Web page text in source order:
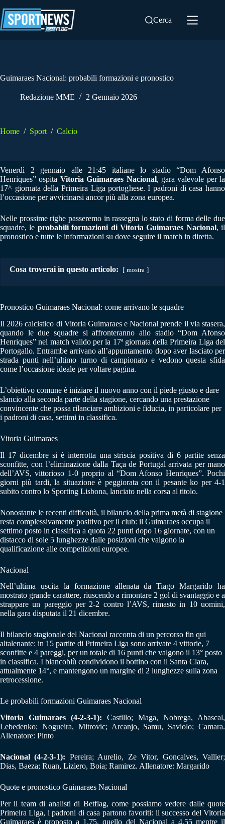
al
contenuto
Cerca
Guimaraes Nacional: probabili formazioni e pronostico
Redazione MME 2 Gennaio 2026
Home / Sport / Calcio
Venerdì 2 gennaio alle 21:45 italiane lo stadio “Dom Afonso
Henriques” ospita Vitoria Guimaraes Nacional, gara valevole per la
17^ giornata della Primeira Liga portoghese. I padroni di casa hanno
l’occasione per avvicinarsi ancor più alla zona europea.
Nelle prossime righe passeremo in rassegna lo stato di forma delle due
squadre, le probabili formazioni di Vitoria Guimaraes Nacional, il
pronostico e tutte le informazioni su dove seguire il match in diretta.
Cosa troverai in questo articolo: mostra
Pronostico Guimaraes Nacional: come arrivano le squadre
Il 2026 calcistico di Vitoria Guimaraes e Nacional prende il via stasera,
quando le due squadre si affronteranno allo stadio “Dom Afonso
Henriques” nel match valido per la 17ª giornata della Primeira Liga del
Portogallo. Entrambe arrivano all’appuntamento dopo aver lasciato per
strada punti nell’ultimo turno di campionato e vedono questa sfida
come l’occasione ideale per voltare pagina.
L’obiettivo comune è iniziare il nuovo anno con il piede giusto e dare
slancio alla seconda parte della stagione, cercando una prestazione
convincente che possa rilanciare ambizioni e fiducia, in particolare per
i padroni di casa, settimi in classifica.
Vitoria Guimaraes
Il 17 dicembre si è interrotta una striscia positiva di 6 partite senza
sconfitte, con l’eliminazione dalla Taça de Portugal arrivata per mano
dell’AVS, vittorioso 1-0 proprio al “Dom Afonso Henriques”. Pochi
giorni più tardi, la situazione è peggiorata con il pesante ko per 4-1
subito contro lo Sporting Lisbona, lanciato nella corsa al titolo.
Nonostante le recenti difficoltà, il bilancio della prima metà di stagione
resta complessivamente positivo per il club: il Guimaraes occupa il
settimo posto in classifica a quota 22 punti dopo 16 giornate, con un
distacco di sole 5 lunghezze dalle posizioni che valgono la
qualificazione alle competizioni europee.
Nacional
Nell’ultima uscita la formazione allenata da Tiago Margarido ha
mostrato grande carattere, riuscendo a rimontare 2 gol di svantaggio e a
strappare un pareggio per 2-2 contro l’AVS, rimasto in 10 uomini,
nella gara disputata il 21 dicembre.
Il bilancio stagionale del Nacional racconta di un percorso fin qui
altalenante: in 15 partite di Primeira Liga sono arrivate 4 vittorie, 7
sconfitte e 4 pareggi, per un totale di 16 punti che valgono il 13° posto
in classifica. I biancoblù condividono il bottino con il Santa Clara,
attualmente 14°, e mantengono un margine di 2 lunghezze sulla zona
retrocessione.
Le probabili formazioni Guimaraes Nacional
Vitoria Guimaraes (4-2-3-1): Castillo; Maga, Nobrega, Abascal,
Lebedenko; Nogueira, Mitrovic; Arcanjo, Samu, Saviolo; Camara.
Allenatore: Pinto
Nacional (4-2-3-1): Pereira; Aurelio, Ze Vitor, Goncalves, Vallier;
Dias, Baeza; Ruan, Liziero, Boia; Ramirez. Allenatore: Margarido
Quote e pronostico Guimaraes Nacional
Per il team di analisti di Betflag, come possiamo vedere dalle quote
Primeira Liga, i padroni di casa partono favoriti: il successo del Vitoria
Guimaraes è proposto a 1.75, quello del Nacional a 4.55 mentre il